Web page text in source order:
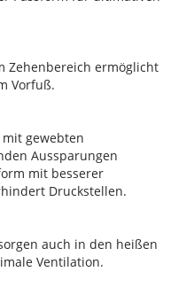
Zehenbereich ermöglicht
Vorfuß.
gewebten
Aussparungen
mit besserer
Druckstellen.
auch in den heißen
Ventilation.